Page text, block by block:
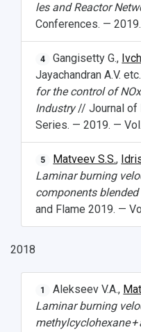
les and Reactor
Conferences. —
4 Gangisetty G.,
Jayachandran A.V. etc.
for the control of NOx
Industry// Journal of
Series. — 2019. —
5 Matveev S.S.,
Laminar burning
components
and Flame 2019. —
2018
1 Alekseev V.A.,
Laminar burning
methylcyclohexane